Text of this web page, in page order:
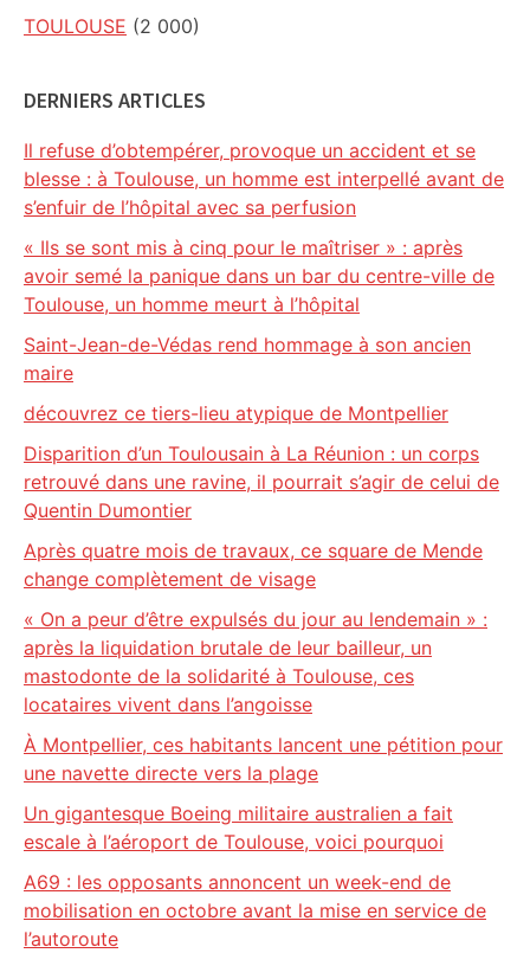
TOULOUSE (2 000)
DERNIERS ARTICLES
Il refuse d’obtempérer, provoque un accident et se
blesse : à Toulouse, un homme est interpellé avant de
s’enfuir de l’hôpital avec sa perfusion
« Ils se sont mis à cinq pour le maîtriser » : après
avoir semé la panique dans un bar du centre-ville de
Toulouse, un homme meurt à l’hôpital
Saint-Jean-de-Védas rend hommage à son ancien
maire
découvrez ce tiers-lieu atypique de Montpellier
Disparition d’un Toulousain à La Réunion : un corps
retrouvé dans une ravine, il pourrait s’agir de celui de
Quentin Dumontier
Après quatre mois de travaux, ce square de Mende
change complètement de visage
« On a peur d’être expulsés du jour au lendemain » :
après la liquidation brutale de leur bailleur, un
mastodonte de la solidarité à Toulouse, ces
locataires vivent dans l’angoisse
À Montpellier, ces habitants lancent une pétition pour
une navette directe vers la plage
Un gigantesque Boeing militaire australien a fait
escale à l’aéroport de Toulouse, voici pourquoi
A69 : les opposants annoncent un week-end de
mobilisation en octobre avant la mise en service de
l’autoroute